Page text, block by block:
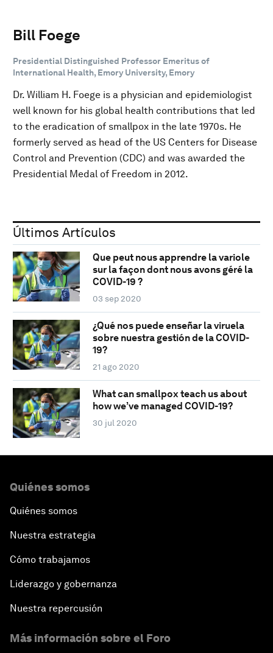
Bill Foege
Presidential Distinguished Professor Emeritus of
International Health, Emory University, Emory
Dr. William H. Foege is a physician and epidemiologist
well known for his global health contributions that led
to the eradication of smallpox in the late 1970s. He
formerly served as head of the US Centers for Disease
Control and Prevention (CDC) and was awarded the
Presidential Medal of Freedom in 2012.
Últimos Artículos
Que peut nous apprendre la variole
sur la façon dont nous avons géré la
COVID-19 ?
03 sep 2020
¿Qué nos puede enseñar la viruela
sobre nuestra gestión de la COVID-
19?
21 ago 2020
What can smallpox teach us about
how we’ve managed COVID-19?
30 jul 2020
Quiénes somos
Quiénes somos
Nuestra estrategia
Cómo trabajamos
Liderazgo y gobernanza
Nuestra repercusión
Más información sobre el Foro